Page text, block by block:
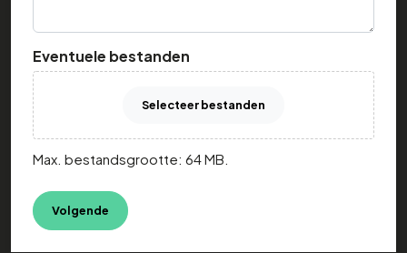
Eventuele bestanden
Selecteer bestanden
Max. bestandsgrootte: 64 MB.